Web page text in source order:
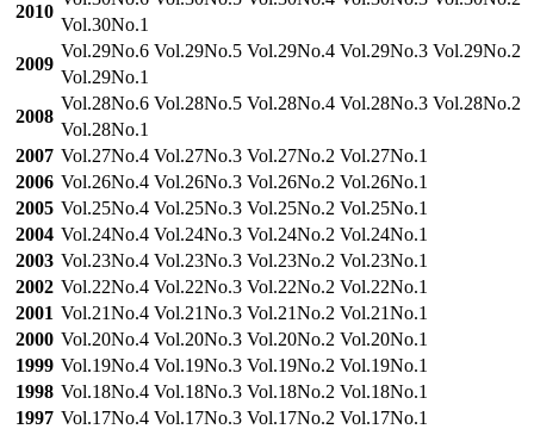
2010
Vol.30No.1
2009
Vol.29No.6 Vol.29No.5 Vol.29No.4 Vol.29No.3 Vol.29No.2
Vol.29No.1
2008
Vol.28No.6 Vol.28No.5 Vol.28No.4 Vol.28No.3 Vol.28No.2
Vol.28No.1
2007 Vol.27No.4 Vol.27No.3 Vol.27No.2 Vol.27No.1
2006 Vol.26No.4 Vol.26No.3 Vol.26No.2 Vol.26No.1
2005 Vol.25No.4 Vol.25No.3 Vol.25No.2 Vol.25No.1
2004 Vol.24No.4 Vol.24No.3 Vol.24No.2 Vol.24No.1
2003 Vol.23No.4 Vol.23No.3 Vol.23No.2 Vol.23No.1
2002 Vol.22No.4 Vol.22No.3 Vol.22No.2 Vol.22No.1
2001 Vol.21No.4 Vol.21No.3 Vol.21No.2 Vol.21No.1
2000 Vol.20No.4 Vol.20No.3 Vol.20No.2 Vol.20No.1
1999 Vol.19No.4 Vol.19No.3 Vol.19No.2 Vol.19No.1
1998 Vol.18No.4 Vol.18No.3 Vol.18No.2 Vol.18No.1
1997 Vol.17No.4 Vol.17No.3 Vol.17No.2 Vol.17No.1